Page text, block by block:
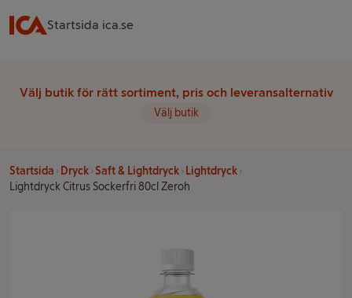
Startsida ica.se
Välj butik för rätt sortiment, pris och leveransalternativ
Välj butik
Startsida Dryck Saft & Lightdryck
Lightdryck
Lightdryck Citrus Sockerfri 80cl Zeroh